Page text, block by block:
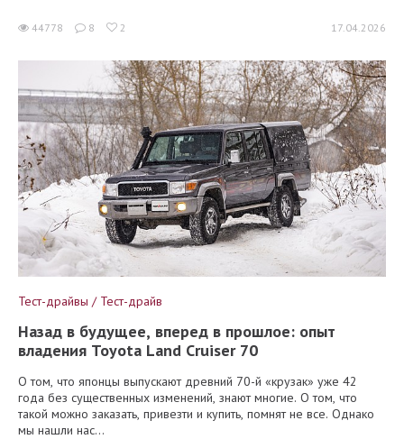
44778 8 2 17.04.2026
Тест-драйвы / Тест-драйв
Назад в будущее, вперед в прошлое: опыт
владения Toyota Land Cruiser 70
О том, что японцы выпускают древний 70-й «крузак» уже 42
года без существенных изменений, знают многие. О том, что
такой можно заказать, привезти и купить, помнят не все. Однако
мы нашли нас...